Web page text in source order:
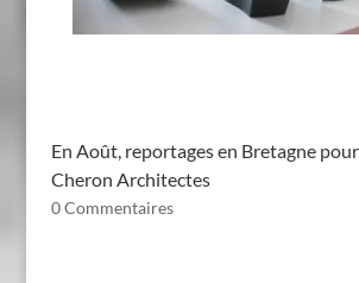
En Août, reportages en Bretagne
Cheron Architectes
0 Commentaires